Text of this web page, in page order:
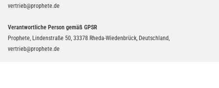
vertrieb@prophete.de
Verantwortliche Person gemäß GPSR
Prophete, Lindenstraße 50, 33378 Rheda-Wiedenbrück, Deutschland,
vertrieb@prophete.de